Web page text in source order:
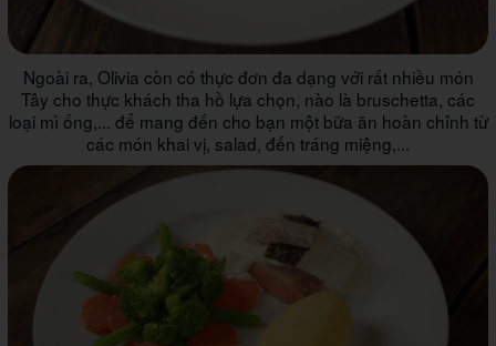
Ngoài ra, Olivia còn có thực đơn đa dạng với rất nhiều món
Tây cho thực khách tha hồ lựa chọn, nào là bruschetta, các
loại mì ống,... để mang đến cho bạn một bữa ăn hoàn chỉnh từ
các món khai vị, salad, đến tráng miệng,...